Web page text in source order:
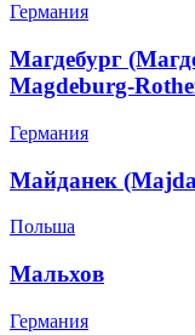
Германия
Магдебург
Magdeburg-
Германия
Майданек
Польша
Мальхов
Германия